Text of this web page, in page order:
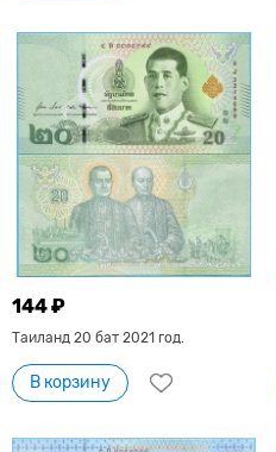
144 ₽
Таиланд 20 бат 2021 год.
В корзину